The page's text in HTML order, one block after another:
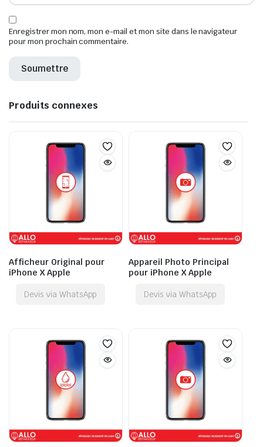
Enregistrer mon nom, mon e-mail et mon site dans le navigateur
pour mon prochain commentaire.
Produits connexes
Afficheur Original pour
iPhone X Apple
Devis via WhatsApp
Appareil Photo Principal
pour iPhone X Apple
Devis via WhatsApp